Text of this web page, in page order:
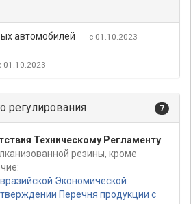
автомобилей с 01.10.2023
01.10.2023
регулирования 7
Техническому Регламенту
резины, кроме
Экономической
Перечня продукции с